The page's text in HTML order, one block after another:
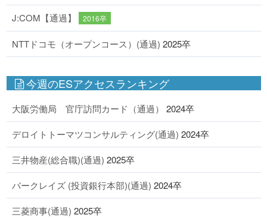
J:COM【通過】 2016卒
NTTドコモ（オープンコース）(通過) 2025卒
今週のESアクセスランキング
大阪労働局 官庁訪問カード（通過） 2024卒
デロイトトーマツコンサルティング(通過) 2024卒
三井物産(総合職)(通過) 2025卒
バークレイズ (投資銀行本部)(通過) 2024卒
三菱商事(通過) 2025卒